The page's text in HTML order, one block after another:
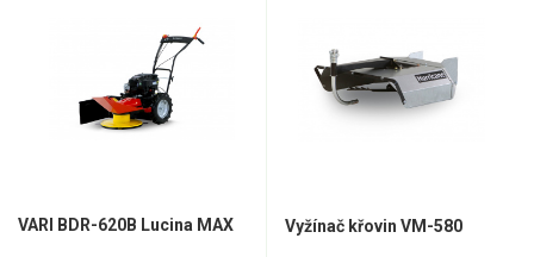
VARI BDR-620B Lucina MAX Vyžínač křovin VM-580